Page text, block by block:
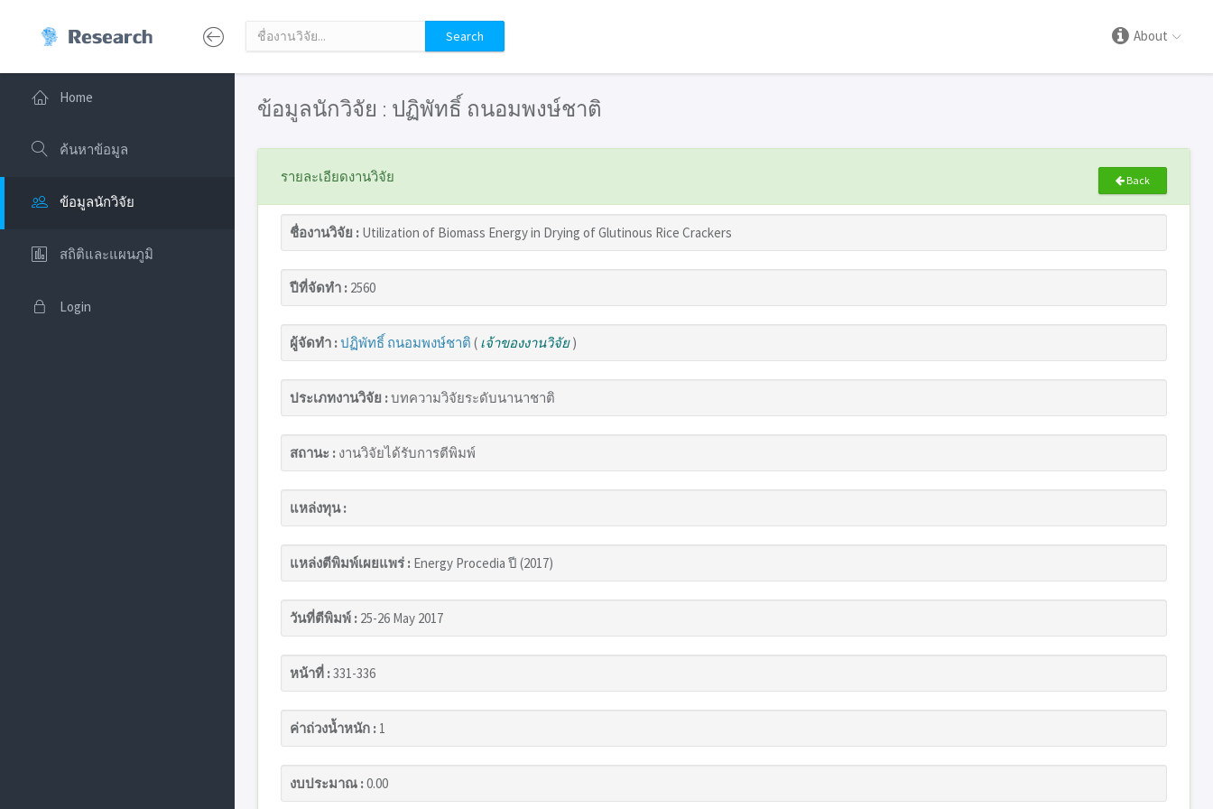
About
Home
ค้นหาข้อมูล
ข้อมูลนักวิจัย
สถิติและแผนภูมิ
Login
ข้อมูลนักวิจัย : ปฏิพัทธิ์ ถนอมพงษ์ชาติ
รายละเอียดงานวิจัย Back
ชื่องานวิจัย : Utilization of Biomass Energy in Drying of Glutinous Rice Crackers
ปีที่จัดทำ : 2560
ผู้จัดทำ :ปฏิพัทธิ์ ถนอมพงษ์ชาติ ( เจ้าของงานวิจัย)
ประเภทงานวิจัย :บทความวิจัยระดับนานาชาติ
สถานะ : งานวิจัยได้รับการตีพิมพ์
แหล่งทุน :
แหล่งตีพิมพ์เผยแพร่ : Energy Procedia ปี (2017)
วันที่ตีพิมพ์ : 25-26 May 2017
หน้าที่ :331-336
ค่าถ่วงน้ำหนัก : 1
งบประมาณ :0.00